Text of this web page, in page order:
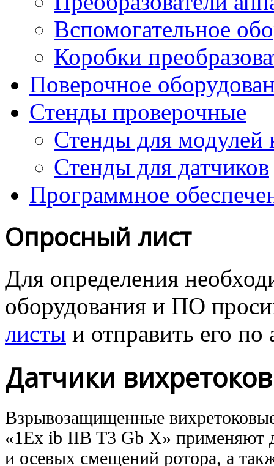
Вспомогательное
Коробки
Поверочное
Стенды проверочные
Стенды для модулей
Стенды для датчиков
Программное
Опросный лист
Для определения
оборудования и ПО
листы и отправить его по
Датчики
Взрывозащищенные
«1Ex ib IIB T3 Gb X» применяют
и осевых смещений ротора, а